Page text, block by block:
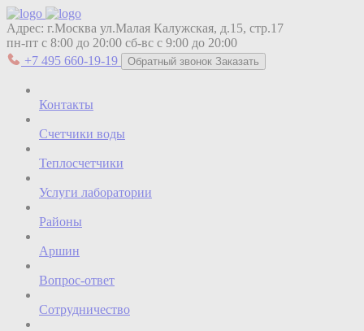
Адрес: г.Москва ул.Малая Калужская, д.15, стр.17
пн-пт с 8:00 до 20:00 сб-вс с 9:00 до 20:00
+7 495 660-19-19
Обратный звонок Заказать
Контакты
Счетчики воды
Теплосчетчики
Услуги лаборатории
Районы
Аршин
Вопрос-ответ
Сотрудничество